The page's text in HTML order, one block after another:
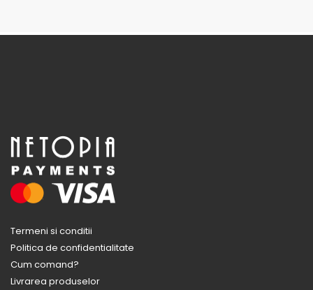
Termeni si conditii
Politica de confidentialitate
Cum comand?
Livrarea produselor